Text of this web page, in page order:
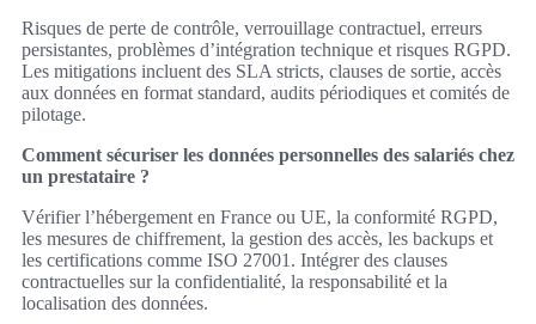
Risques de perte de contrôle, verrouillage contractuel, erreurs
persistantes, problèmes d’intégration technique et risques RGPD.
Les mitigations incluent des SLA stricts, clauses de sortie, accès
aux données en format standard, audits périodiques et comités de
pilotage.
Comment sécuriser les données personnelles des salariés chez
un prestataire ?
Vérifier l’hébergement en France ou UE, la conformité RGPD,
les mesures de chiffrement, la gestion des accès, les backups et
les certifications comme ISO 27001. Intégrer des clauses
contractuelles sur la confidentialité, la responsabilité et la
localisation des données.